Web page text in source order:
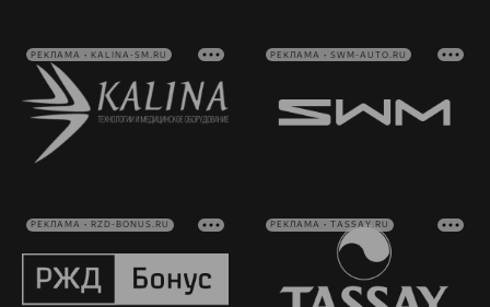
РЕКЛАМА • KALINA-SM.RU РЕКЛАМА • SWM-AUTO.RU
РЕКЛАМА • RZD-BONUS.RU РЕКЛАМА • TASSAY.RU